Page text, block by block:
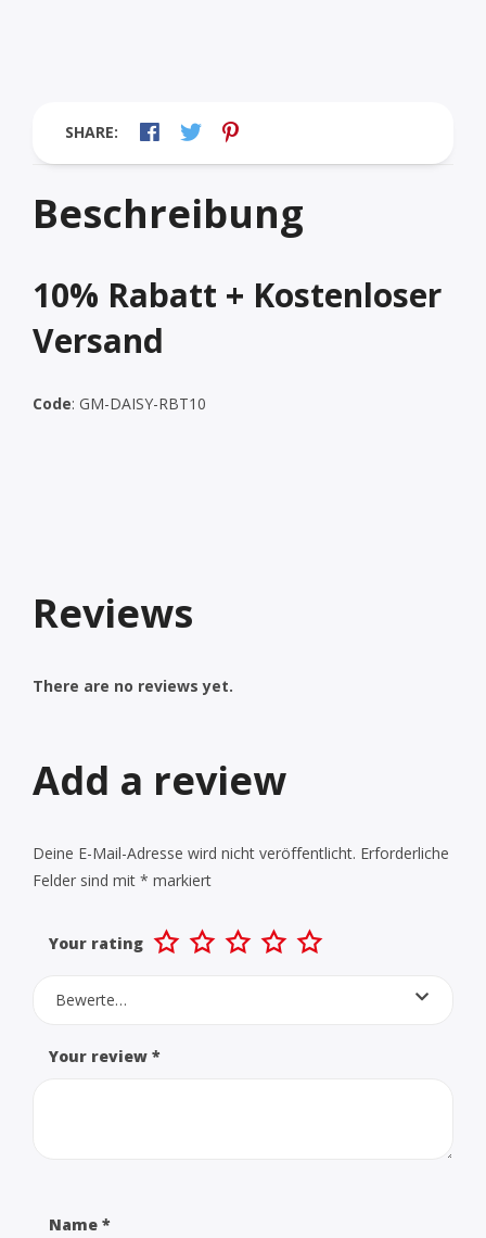
SHARE:
Beschreibung
10% Rabatt + Kostenloser
Versand
Code: GM-DAISY-RBT10
Reviews
There are no reviews yet.
Add a review
Deine E-Mail-Adresse wird nicht veröffentlicht. Erforderliche
Felder sind mit * markiert
Your rating
Bewerte…
Your review *
Name *